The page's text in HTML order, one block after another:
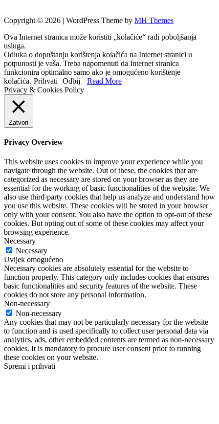
Copyright © 2026 | WordPress Theme by MH Themes
Ova Internet stranica može koristiti „kolačiće“ radi poboljšanja
usluga.
Odluka o dopuštanju korištenja kolačića na Internet stranici u
potpunosti je vaša. Treba napomenuti da Internet stranica
funkcionira optimalno samo ako je omogućeno korištenje
kolačića. Prihvati Odbij
Read More
Privacy & Cookies Policy
Zatvori
Privacy Overview
This website uses cookies to improve your experience while you
navigate through the website. Out of these, the cookies that are
categorized as necessary are stored on your browser as they are
essential for the working of basic functionalities of the website. We
also use third-party cookies that help us analyze and understand how
you use this website. These cookies will be stored in your browser
only with your consent. You also have the option to opt-out of these
cookies. But opting out of some of these cookies may affect your
browsing experience.
Necessary
Necessary
Uvijek omogućeno
Necessary cookies are absolutely essential for the website to
function properly. This category only includes cookies that ensures
basic functionalities and security features of the website. These
cookies do not store any personal information.
Non-necessary
Non-necessary
Any cookies that may not be particularly necessary for the website
to function and is used specifically to collect user personal data via
analytics, ads, other embedded contents are termed as non-necessary
cookies. It is mandatory to procure user consent prior to running
these cookies on your website.
Spremi i prihvati